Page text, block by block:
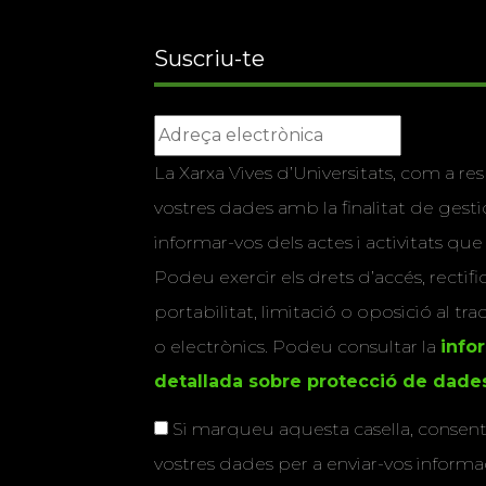
Suscriu-te
La Xarxa Vives d’Universitats, com a
vostres dades amb la finalitat de
informar-vos dels actes i activitats que
Podeu exercir els drets d’accés,
portabilitat, limitació o oposició al
o electrònics. Podeu consultar la
detallada sobre protecció de
Si marqueu aquesta casella,
vostres dades per a enviar-vos